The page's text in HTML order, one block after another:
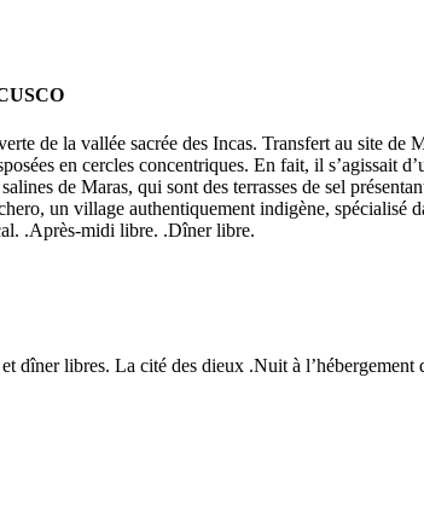
de la vallée sacrée des Incas. Transfert au site de
en cercles concentriques. En fait, il s’agissait
de Maras, qui sont des terrasses de sel
un village authentiquement indigène, spécialisé
.Après-midi libre. .Dîner libre.
dîner libres. La cité des dieux .Nuit à